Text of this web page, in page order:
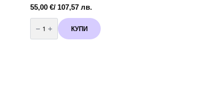
55,00 €/ 107,57 лв.
количество
за
Бутилка
с
КУПИ